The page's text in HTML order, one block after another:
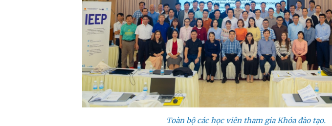
Toàn bộ các học viên tham gia Khóa đào tạo.